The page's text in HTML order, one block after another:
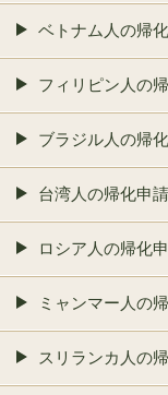
ベトナム人の帰
フィリピン人の
ブラジル人の帰
台湾人の帰化申
ロシア人の帰化
ミャンマー人の
スリランカ人の